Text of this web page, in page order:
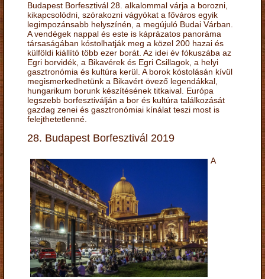
Budapest Borfesztivál 28. alkalommal várja a borozni,
kikapcsolódni, szórakozni vágyókat a főváros egyik
legimpozánsabb helyszínén, a megújuló Budai Várban.
A vendégek nappal és este is káprázatos panoráma
társaságában kóstolhatják meg a közel 200 hazai és
külföldi kiállító több ezer borát. Az idei év fókuszába az
Egri borvidék, a Bikavérek és Egri Csillagok, a helyi
gasztronómia és kultúra kerül. A borok kóstolásán kívül
megismerkedhetünk a Bikavért övező legendákkal,
hungarikum borunk készítésének titkaival. Európa
legszebb borfesztiválján a bor és kultúra találkozását
gazdag zenei és gasztronómiai kínálat teszi most is
felejthetetlenné.
28. Budapest Borfesztivál 2019
A